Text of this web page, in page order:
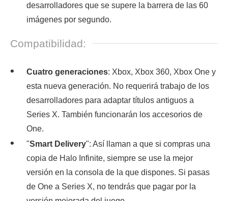
desarrolladores que se supere la barrera de las 60
imágenes por segundo.
Compatibilidad:
Cuatro generaciones: Xbox, Xbox 360, Xbox One y
esta nueva generación. No requerirá trabajo de los
desarrolladores para adaptar títulos antiguos a
Series X. También funcionarán los accesorios de
One.
"Smart Delivery": Así llaman a que si compras una
copia de Halo Infinite, siempre se use la mejor
versión en la consola de la que dispones. Si pasas
de One a Series X, no tendrás que pagar por la